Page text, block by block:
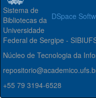
DSpace
Sistema de
Bibliotecas da
Universidade
Federal de Sergipe -
Núcleo de Tecnologia da
+55 79 3194-6528